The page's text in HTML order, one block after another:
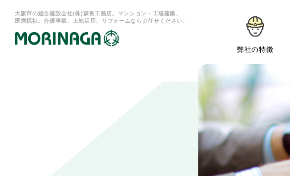
大阪市の総合建設会社(株)森長工務店。マンション・工場建築、
医療福祉、介護事業、土地活用、リフォームならお任せください。
弊社の特徴